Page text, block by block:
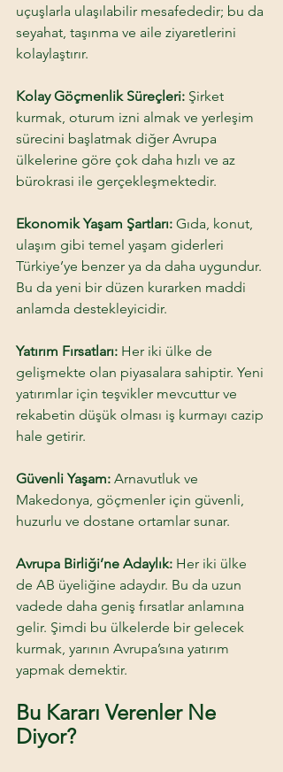
uçuşlarla ulaşılabilir mesafededir; bu da
seyahat, taşınma ve aile ziyaretlerini
kolaylaştırır.
Kolay Göçmenlik Süreçleri: Şirket
kurmak, oturum izni almak ve yerleşim
sürecini başlatmak diğer Avrupa
ülkelerine göre çok daha hızlı ve az
bürokrasi ile gerçekleşmektedir.
Ekonomik Yaşam Şartları: Gıda, konut,
ulaşım gibi temel yaşam giderleri
Türkiye’ye benzer ya da daha uygundur.
Bu da yeni bir düzen kurarken maddi
anlamda destekleyicidir.
Yatırım Fırsatları: Her iki ülke de
gelişmekte olan piyasalara sahiptir. Yeni
yatırımlar için teşvikler mevcuttur ve
rekabetin düşük olması iş kurmayı cazip
hale getirir.
Güvenli Yaşam: Arnavutluk ve
Makedonya, göçmenler için güvenli,
huzurlu ve dostane ortamlar sunar.
Avrupa Birliği’ne Adaylık: Her iki ülke
de AB üyeliğine adaydır. Bu da uzun
vadede daha geniş fırsatlar anlamına
gelir. Şimdi bu ülkelerde bir gelecek
kurmak, yarının Avrupa’sına yatırım
yapmak demektir.
Bu Kararı Verenler Ne
Diyor?